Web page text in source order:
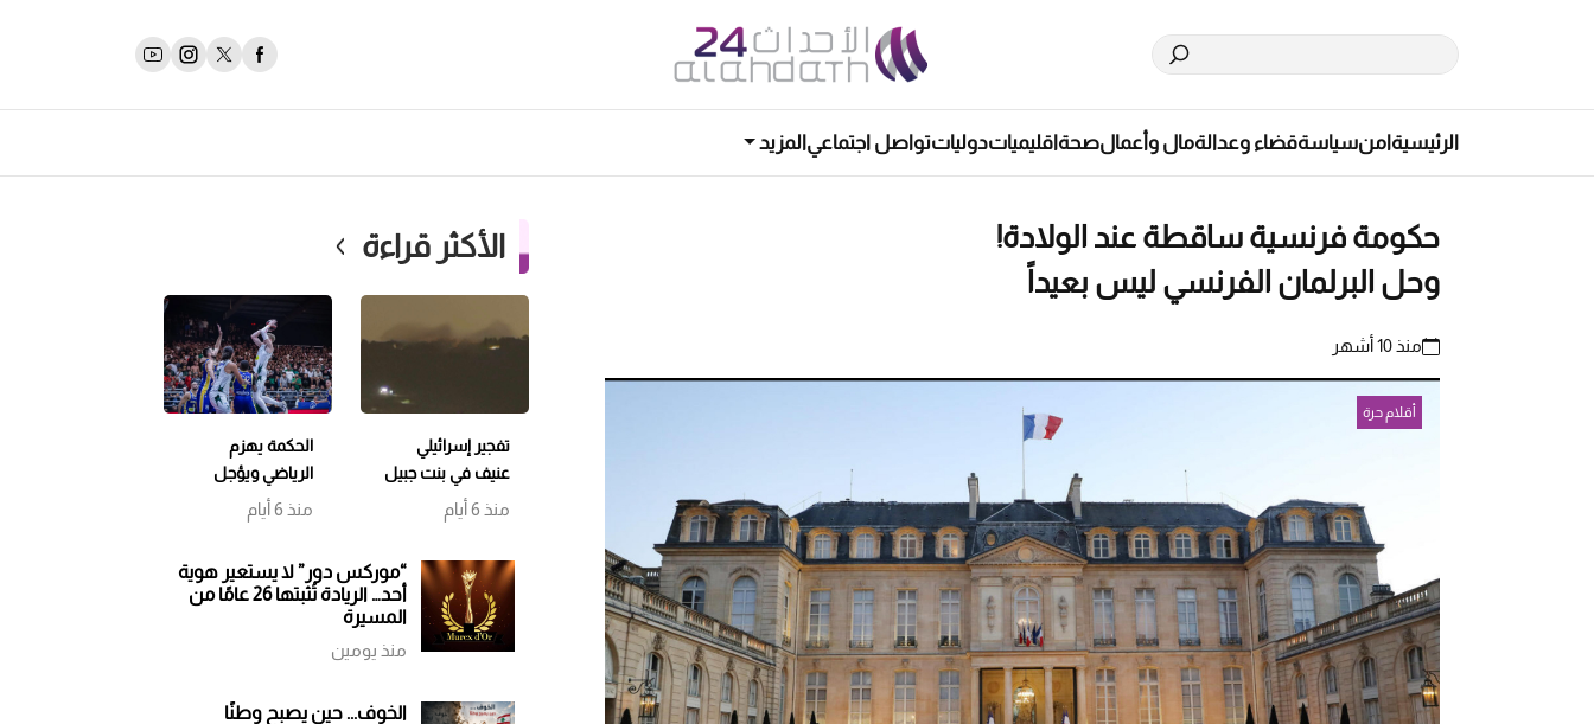
الرئيسيةامنسياسةقضاء وعدالةمال وأعمالصحةاقليمياتدولياتتواصل اجتماعيالمزيد
حكومة فرنسية ساقطة عند الولادة!
وحل البرلمان الفرنسي ليس بعيداً
منذ 10 أشهر
أقلام حرة
الأكثر قراءة
تفجير إسرائيلي
عنيف في بنت جبيل
وتمشيط باتجاه
منذ 6 أيام
الحكمة يهزم
الرياضي ويؤجل
حسم اللقب إلى
مباراة سابعة
منذ 6 أيام
“موركس دور” لا يستعير هوية
أحد… الريادة تُثبتها 26 عامًا من
المسيرة
منذ يومين
الخوف... حين يصبح وطنًا